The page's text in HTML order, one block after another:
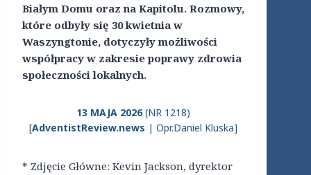
Białym Domu oraz na Kapitolu. Rozmowy,
które odbyły się 30 kwietnia w
Waszyngtonie, dotyczyły możliwości
współpracy w zakresie poprawy zdrowia
społeczności lokalnych.
13 MAJA 2026(NR 1218)
[AdventistReview.news | Opr.Daniel Kluska]
* Zdjęcie Główne: Kevin Jackson, dyrektor